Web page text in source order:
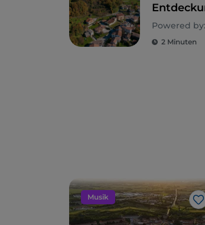
Cividale
und der
Powered by:
2 Minuten
Musik